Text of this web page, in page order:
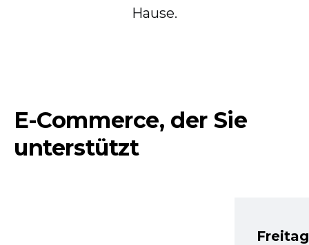
Hause.
E-Commerce, der Sie
unterstützt